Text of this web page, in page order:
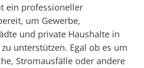
ein professioneller
um Gewerbe,
und private Haushalte in
unterstützen. Egal ob es um
Stromausfälle oder andere